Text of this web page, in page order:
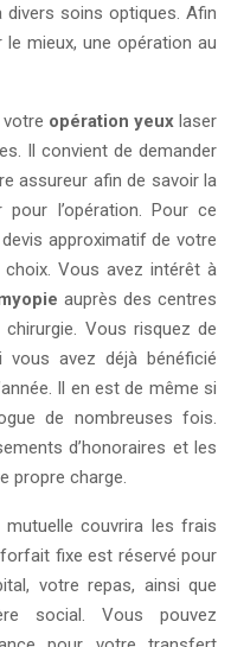
soins optiques. Afin
mieux, une opération au
opération yeuxlaser
Il convient de demander
assureur afin de savoir la
l’opération. Pour ce
approximatif de votre
Vous avez intérêt à
auprès des centres
Vous risquez de
vous avez déjà bénéficié
Il en est de même si
de nombreuses fois.
d’honoraires et les
propre charge.
couvrira les frais
fixe est réservé pour
votre repas, ainsi que
social. Vous pouvez